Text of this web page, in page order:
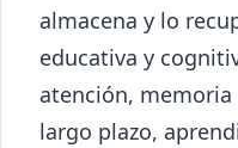
almacena y lo
educativa y
atención,
largo plazo,